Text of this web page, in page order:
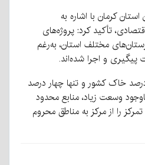
کرمان با اشاره به
تأکید کرد: پروژه‌های
مختلف استان، به‌رغم
پیگیری و اجرا شده‌اند.
ادامه داد: استان کرمان ۱۱ درصد خاک کشور و تنها چهار درصد
وسعت زیاد، منابع محدود
را از مرکز به مناطق محروم